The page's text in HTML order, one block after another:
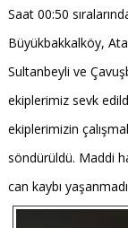
Saat 00:50
Büyükbakkalköy,
Sultanbeyli ve
ekiplerimiz sevk
ekiplerimizin
söndürüldü. Maddi
can kaybı